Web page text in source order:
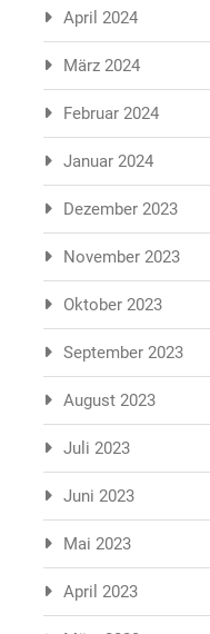
April 2024
März 2024
Februar 2024
Januar 2024
Dezember 2023
November 2023
Oktober 2023
September 2023
August 2023
Juli 2023
Juni 2023
Mai 2023
April 2023